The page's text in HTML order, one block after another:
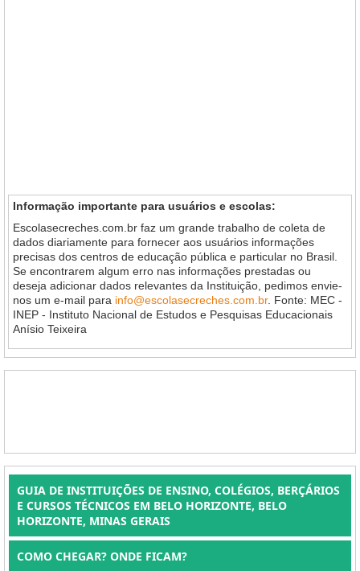
Informação importante para usuários e escolas:
Escolasecreches.com.br faz um grande trabalho de coleta de
dados diariamente para fornecer aos usuários informações
precisas dos centros de educação pública e particular no Brasil.
Se encontrarem algum erro nas informações prestadas ou
deseja adicionar dados relevantes da Instituição, pedimos envie-
nos um e-mail para info@escolasecreches.com.br. Fonte: MEC -
INEP - Instituto Nacional de Estudos e Pesquisas Educacionais
Anísio Teixeira
GUIA DE INSTITUIÇÕES DE ENSINO, COLÉGIOS, BERÇÁRIOS
E CURSOS TÉCNICOS EM BELO HORIZONTE, BELO
HORIZONTE, MINAS GERAIS
COMO CHEGAR? ONDE FICAM?